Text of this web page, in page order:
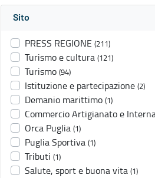
Sito
PRESS REGIONE (211)
Turismo e cultura (121)
Turismo (94)
Istituzione e partecipazione (2)
Demanio marittimo (1)
Commercio Artigianato e
Orca Puglia (1)
Puglia Sportiva (1)
Tributi (1)
Salute, sport e buona vita (1)